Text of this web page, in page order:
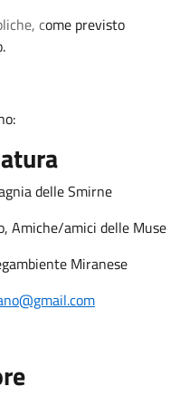
come previsto
delle Smirne
Amiche/amici delle Muse
Miranese